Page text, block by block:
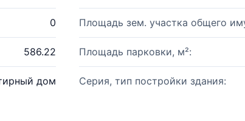
0 Площадь зем. участка общего
586.22 Площадь парковки, м²:
дом Серия, тип постройки здания: